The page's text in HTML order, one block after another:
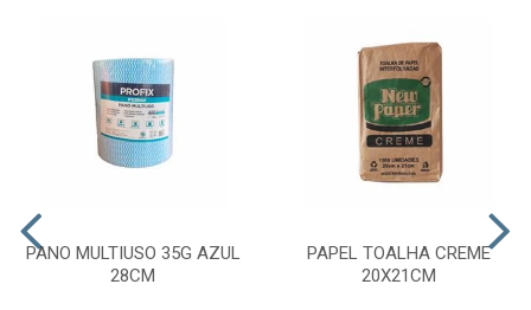
PANO MULTIUSO 35G AZUL
28CM
PAPEL TOALHA CREME
20X21CM